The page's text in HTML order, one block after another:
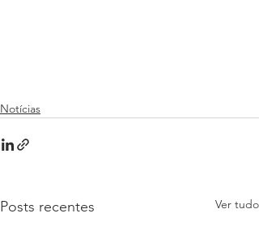
Notícias
Posts recentes Ver tudo